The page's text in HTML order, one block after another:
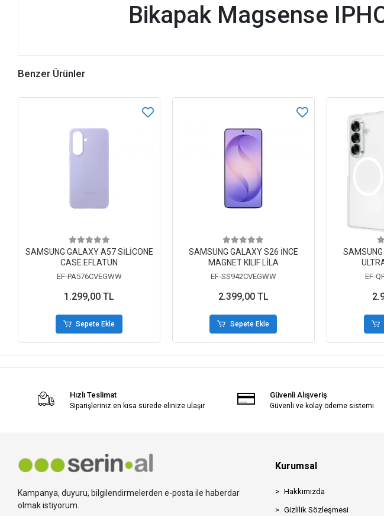
Bikapak Magsense
Benzer Ürünler
SAMSUNG GALAXY A57 SİLİCONE
CASE EFLATUN
EF-PA576CVEGWW
1.299,00 TL
Sepete Ekle
SAMSUNG GALAXY S26 İNCE
MAGNET KILIF LİLA
EF-SS942CVEGWW
2.399,00 TL
Sepete Ekle
EF-
Hızlı Teslimat
Siparişleriniz en kısa sürede elinize ulaşır.
Güvenli Alışveriş
Güvenli ve kolay ödeme sistemi
Kampanya, duyuru, bilgilendirmelerden e-posta ile haberdar
olmak istiyorum.
Kurumsal
Hakkımızda
Gizlilik Sözleşmesi